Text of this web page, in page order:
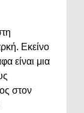
Εκείνο
είναι μια
στον